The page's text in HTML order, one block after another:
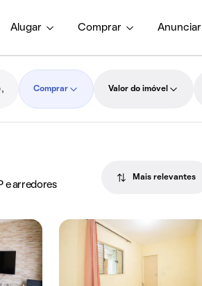
Alugar Comprar Anunciar
Comprar Valor do imóvel
e arredores
Mais relevantes